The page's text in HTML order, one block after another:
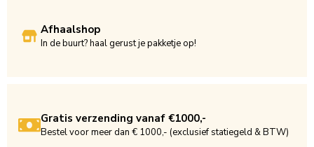
Afhaalshop
In de buurt? haal gerust je pakketje op!
Gratis verzending vanaf €1000,-
Bestel voor meer dan € 1000,- (exclusief statiegeld & BTW)